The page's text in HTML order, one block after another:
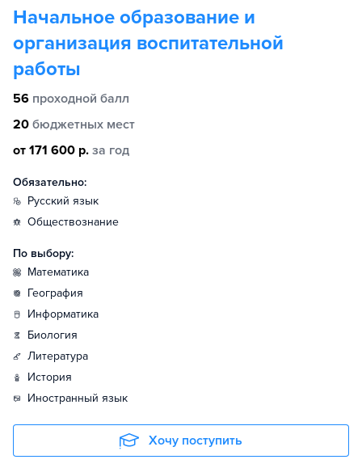
Начальное образование и
организация воспитательной
работы
56 проходной балл
20 бюджетных мест
от 171 600 р. за год
Обязательно:
русский язык
обществознание
По выбору:
математика
география
информатика
биология
литература
история
иностранный язык
Хочу поступить